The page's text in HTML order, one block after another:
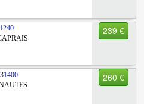
239 €
260 €
31400